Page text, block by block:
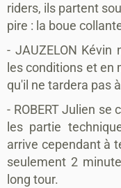
riders, ils partent
pire : la boue
- JAUZELON Kévin
les conditions et
qu'il ne tardera pas
- ROBERT Julien se
les partie
arrive cependant à
seulement 2
long tour.